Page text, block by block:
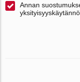
Annan